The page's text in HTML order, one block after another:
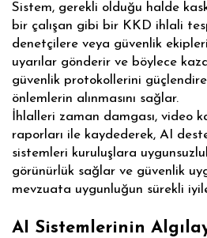
Sistem, gerekli olduğu halde
bir çalışan gibi bir KKD ihlali
denetçilere veya güvenlik
uyarılar gönderir ve böylece
güvenlik protokollerini
önlemlerin alınmasını sağlar.
İhlalleri zaman damgası, video
raporları ile kaydederek, AI
sistemleri kuruluşlara
görünürlük sağlar ve güvenlik
mevzuata uygunluğun sürekli
AI Sistemlerinin